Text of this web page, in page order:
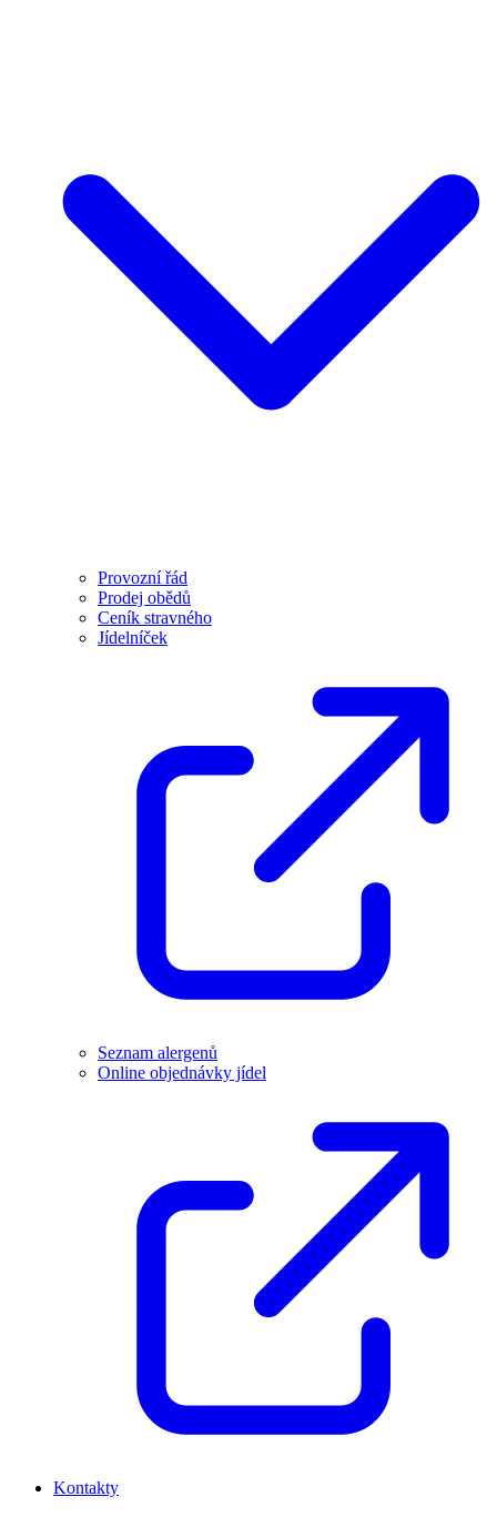
Provozní řád
Prodej obědů
Ceník stravného
Jídelníček
Seznam alergenů
Online objednávky jídel
Kontakty